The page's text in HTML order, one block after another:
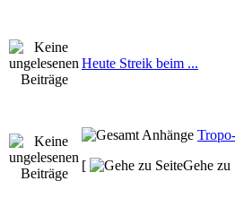
Heute Streik beim ...
[
Gehe zu